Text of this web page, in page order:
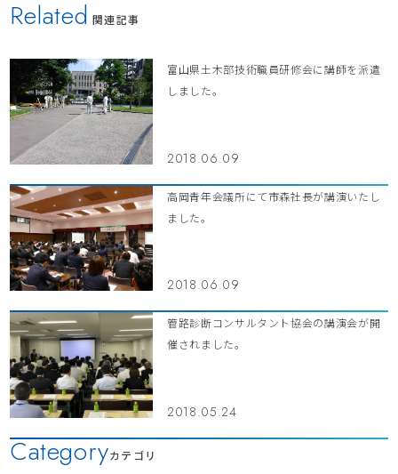
Related 関連記事
富山県土木部技術職員研修会に講師を派遣
しました。
2018.06.09
高岡青年会議所にて市森社長が講演いたし
ました。
2018.06.09
管路診断コンサルタント協会の講演会が開
催されました。
2018.05.24
Categoryカテゴリ